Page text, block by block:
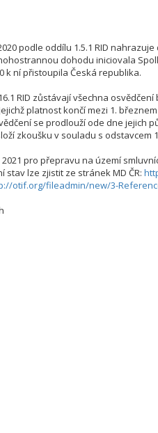
podle oddílu 1.5.1 RID
dohodu iniciovala
k ní přistoupila Česká republika.
RID zůstávají všechna
platnost končí mezi 1.
se prodlouží ode dne jejich
zkoušku v souladu s odstavcem
pro přepravu na území
lze zjistit ze stránek MD ČR:
otif.org/fileadmin/new/3-